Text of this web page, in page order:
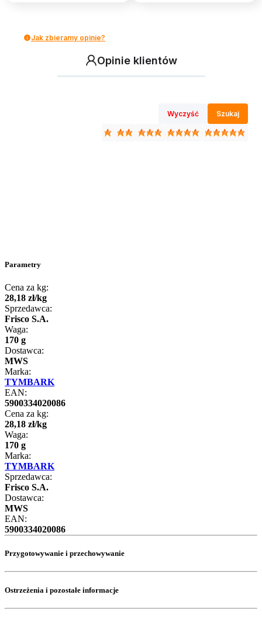
Jak zbieramy opinie?
Opinie klientów
Wyczyść Szukaj
Parametry
Cena za kg:
28,18 zł/kg
Sprzedawca:
Frisco S.A.
Waga:
170 g
Dostawca:
MWS
Marka:
TYMBARK
EAN:
5900334020086
Cena za kg:
28,18 zł/kg
Waga:
170 g
Marka:
TYMBARK
Sprzedawca:
Frisco S.A.
Dostawca:
MWS
EAN:
5900334020086
Przygotowywanie i przechowywanie
Ostrzeżenia i pozostałe informacje